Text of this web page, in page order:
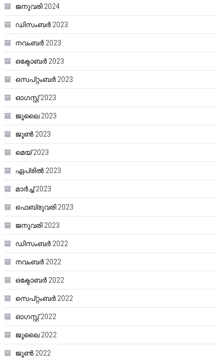
ജനുവരി 2024
ഡിസംബർ 2023
നവംബർ 2023
ഒക്ടോബർ 2023
സെപ്റ്റംബർ 2023
ഓഗസ്റ്റ്‌ 2023
ജൂലൈ 2023
ജൂൺ 2023
മെയ്‌ 2023
ഏപ്രിൽ 2023
മാർച്ച്‌ 2023
ഫെബ്രുവരി 2023
ജനുവരി 2023
ഡിസംബർ 2022
നവംബർ 2022
ഒക്ടോബർ 2022
സെപ്റ്റംബർ 2022
ഓഗസ്റ്റ്‌ 2022
ജൂലൈ 2022
ജൂൺ 2022